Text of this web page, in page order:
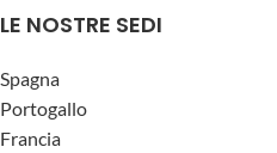
LE NOSTRE SEDI
Spagna
Portogallo
Francia